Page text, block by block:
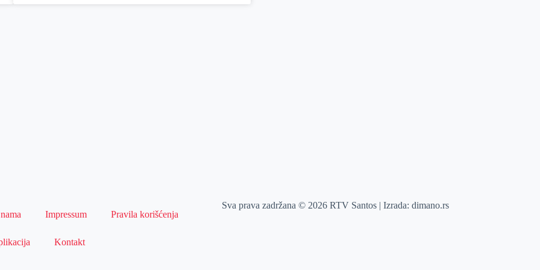
Impressum Pravila korišćenja
Kontakt
Sva prava zadržana © 2026 RTV Santos | Izrada:dimano.rs